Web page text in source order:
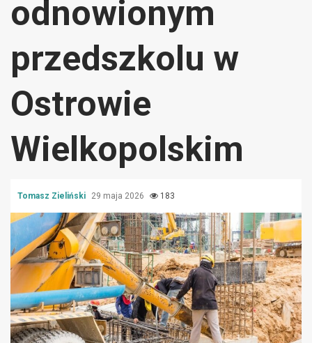
odnowionym
przedszkolu w
Ostrowie
Wielkopolskim
Tomasz Zieliński 29 maja 2026 183